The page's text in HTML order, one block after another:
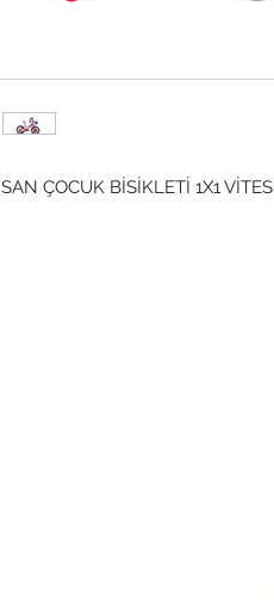
ÇOCUK BİSİKLETİ 1X1 VİTES